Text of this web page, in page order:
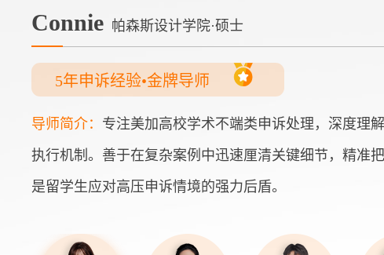
Connie 帕森斯设计学院·硕士
5年申诉经验•金牌导师
导师简介： 专注美加高校学术不端类申诉处理，深度理
执行机制。善于在复杂案例中迅速厘清关键细节，精准
是留学生应对高压申诉情境的强力后盾。